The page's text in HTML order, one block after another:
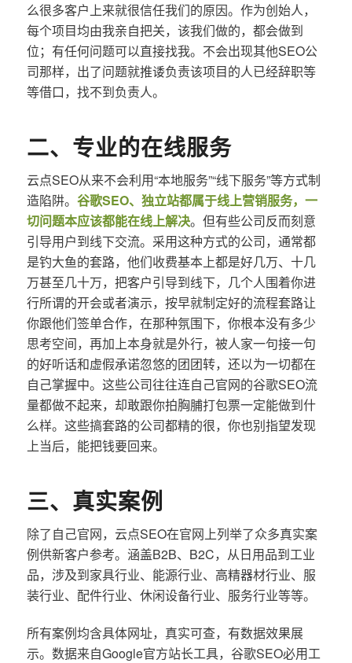
么很多客户上来就很信任我们的原因。作为创始人，
每个项目均由我亲自把关，该我们做的，都会做到
位；有任何问题可以直接找我。不会出现其他SEO公
司那样，出了问题就推诿负责该项目的人已经辞职等
等借口，找不到负责人。
二、专业的在线服务
云点SEO从来不会利用“本地服务”“线下服务”等方式制
造陷阱。 谷歌SEO、独立站都属于线上营销服务，一
切问题本应该都能在线上解决。但有些公司反而刻意
引导用户到线下交流。采用这种方式的公司，通常都
是钓大鱼的套路，他们收费基本上都是好几万、十几
万甚至几十万，把客户引导到线下，几个人围着你进
行所谓的开会或者演示，按早就制定好的流程套路让
你跟他们签单合作，在那种氛围下，你根本没有多少
思考空间，再加上本身就是外行，被人家一句接一句
的好听话和虚假承诺忽悠的团团转，还以为一切都在
自己掌握中。这些公司往往连自己官网的谷歌SEO流
量都做不起来，却敢跟你拍胸脯打包票一定能做到什
么样。这些搞套路的公司都精的很，你也别指望发现
上当后，能把钱要回来。
三、真实案例
除了自己官网，云点SEO在官网上列举了众多真实案
例供新客户参考。涵盖B2B、B2C，从日用品到工业
品，涉及到家具行业、能源行业、高精器材行业、服
装行业、配件行业、休闲设备行业、服务行业等等。
所有案例均含具体网址，真实可查，有数据效果展
示。数据来自Google官方站长工具，谷歌SEO必用工